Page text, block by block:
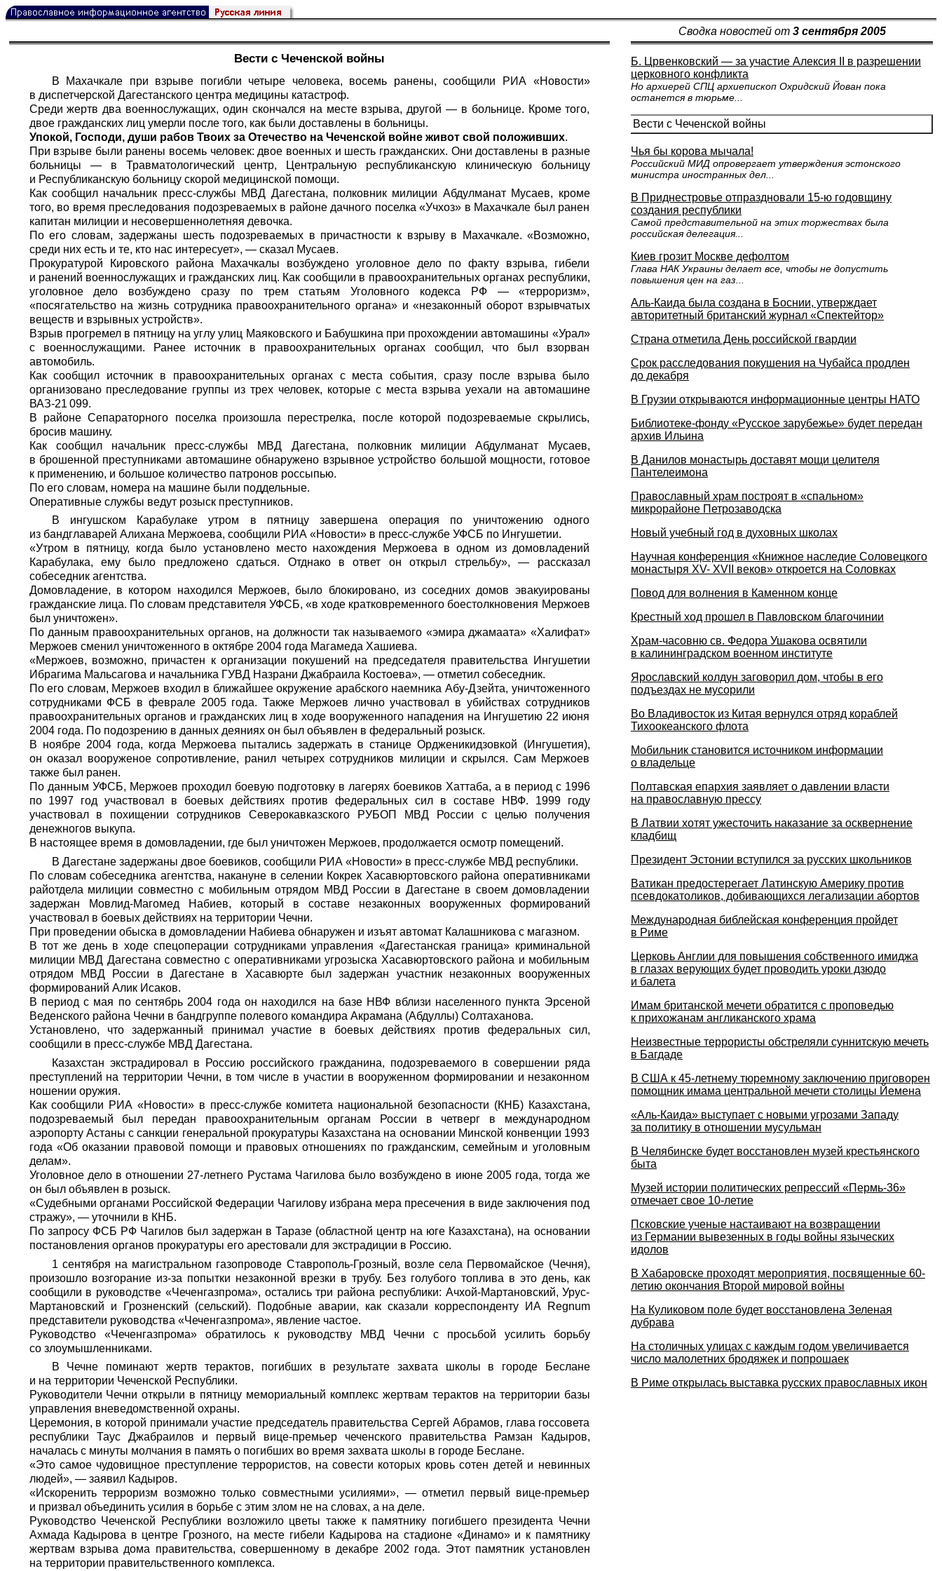
Сводка новостей от 3 сентября 2005
Вести с Чеченской войны
В Махачкале при взрыве погибли четыре человека, восемь ранены, сообщили
РИА «Новости»
в диспетчерской Дагестанского центра медицины катастроф.
Среди жертв два военнослужащих, один скончался на месте взрыва, другой — в больнице. Кроме того,
двое гражданских лиц умерли после того, как были доставлены в больницы.
Упокой, Господи, души рабов Твоих за Отечество на Чеченской войне живот свой положивших.
При взрыве были ранены восемь человек: двое военных и шесть гражданских. Они доставлены в разные
больницы — в Травматологический центр, Центральную республиканскую клиническую больницу
и Республиканскую больницу скорой медицинской помощи.
Как сообщил начальник пресс-службы МВД Дагестана, полковник милиции Абдулманат Мусаев, кроме
того, во время преследования подозреваемых в районе дачного поселка «Учхоз» в Махачкале был ранен
капитан милиции и несовершеннолетняя девочка.
По его словам, задержаны шесть подозреваемых в причастности к взрыву в Махачкале. «Возможно,
среди них есть и те, кто нас интересует», — сказал Мусаев.
Прокуратурой Кировского района Махачкалы возбуждено уголовное дело по факту взрыва, гибели
и ранений военнослужащих и гражданских лиц. Как сообщили в правоохранительных органах республики,
уголовное дело возбуждено сразу по трем статьям Уголовного кодекса РФ — «терроризм»,
«посягательство на жизнь сотрудника правоохранительного органа» и «незаконный оборот взрывчатых
веществ и взрывных устройств».
Взрыв прогремел в пятницу на углу улиц Маяковского и Бабушкина при прохождении автомашины «Урал»
с военнослужащими. Ранее источник в правоохранительных органах сообщил, что был взорван
автомобиль.
Как сообщил источник в правоохранительных органах с места события, сразу после взрыва было
организовано преследование группы из трех человек, которые с места взрыва уехали на автомашине
ВАЗ-21 099.
В районе Сепараторного поселка произошла перестрелка, после которой подозреваемые скрылись,
бросив машину.
Как сообщил начальник пресс-службы МВД Дагестана, полковник милиции Абдулманат Мусаев,
в брошенной преступниками автомашине обнаружено взрывное устройство большой мощности, готовое
к применению, и большое количество патронов россыпью.
По его словам, номера на машине были поддельные.
Оперативные службы ведут розыск преступников.
В ингушском Карабулаке утром в пятницу завершена операция по уничтожению одного
из бандглаварей Алихана Мержоева, сообщили РИА «Новости» в пресс-службе УФСБ по Ингушетии.
«Утром в пятницу, когда было установлено место нахождения Мержоева в одном из домовладений
Карабулака, ему было предложено сдаться. Отднако в ответ он открыл стрельбу», — рассказал
собеседник агентства.
Домовладение, в котором находился Мержоев, было блокировано, из соседних домов эвакуированы
гражданские лица. По словам представителя УФСБ, «в ходе кратковременного боестолкновения Мержоев
был уничтожен».
По данным правоохранительных органов, на должности так называемого «эмира джамаата» «Халифат»
Мержоев сменил уничтоженного в октябре 2004 года Магамеда Хашиева.
«Мержоев, возможно, причастен к организации покушений на председателя правительства Ингушетии
Ибрагима Мальсагова и начальника ГУВД Назрани Джабраила Костоева», — отметил собеседник.
По его словам, Мержоев входил в ближайшее окружение арабского наемника Абу-Дзейта, уничтоженного
сотрудниками ФСБ в феврале 2005 года. Также Мержоев лично участвовал в убийствах сотрудников
правоохранительных органов и гражданских лиц в ходе вооруженного нападения на Ингушетию 22 июня
2004 года. По подозрению в данных деяниях он был объявлен в федеральный розыск.
В ноябре 2004 года, когда Мержоева пытались задержать в станице Ордженикидзовкой (Ингушетия),
он оказал вооруженое сопротивление, ранил четырех сотрудников милиции и скрылся. Сам Мержоев
также был ранен.
По данным УФСБ, Мержоев проходил боевую подготовку в лагерях боевиков Хаттаба, а в период с 1996
по 1997 год участвовал в боевых действиях против федеральных сил в составе НВФ. 1999 году
участвовал в похищении сотрудников Северокавказского РУБОП МВД России с целью получения
денежногов выкупа.
В настоящее время в домовладении, где был уничтожен Мержоев, продолжается осмотр помещений.
В Дагестане задержаны двое боевиков, сообщили РИА «Новости» в пресс-службе МВД республики.
По словам собеседника агентства, накануне в селении Кокрек Хасавюртовского района оперативниками
райотдела милиции совместно с мобильным отрядом МВД России в Дагестане в своем домовладении
задержан Мовлид-Магомед Набиев, который в составе незаконных вооруженных формирований
участвовал в боевых действиях на территории Чечни.
При проведении обыска в домовладении Набиева обнаружен и изъят автомат Калашникова с магазном.
В тот же день в ходе спецоперации сотрудниками управления «Дагестанская граница» криминальной
милиции МВД Дагестана совместно с оперативниками угрозыска Хасавюртовского района и мобильным
отрядом МВД России в Дагестане в Хасавюрте был задержан участник незаконных вооруженных
формирований Алик Исаков.
В период с мая по сентябрь 2004 года он находился на базе НВФ вблизи населенного пункта Эрсеной
Веденского района Чечни в бандгруппе полевого командира Акрамана (Абдуллы) Солтаханова.
Установлено, что задержанный принимал участие в боевых действиях против федеральных сил,
сообщили в пресс-службе МВД Дагестана.
Казахстан экстрадировал в Россию российского гражданина, подозреваемого в совершении ряда
преступлений на территории Чечни, в том числе в участии в вооруженном формировании и незаконном
ношении оружия.
Как сообщили РИА «Новости» в пресс-службе комитета национальной безопасности (КНБ) Казахстана,
подозреваемый был передан правоохранительным органам России в четверг в международном
аэропорту Астаны с санкции генеральной прокуратуры Казахстана на основании Минской конвенции 1993
года «Об оказании правовой помощи и правовых отношениях по гражданским, семейным и уголовным
делам».
Уголовное дело в отношении 27-летнего Рустама Чагилова было возбуждено в июне 2005 года, тогда же
он был объявлен в розыск.
«Судебными органами Российской Федерации Чагилову избрана мера пресечения в виде заключения под
стражу», — уточнили в КНБ.
По запросу ФСБ РФ Чагилов был задержан в Таразе (областной центр на юге Казахстана), на основании
постановления органов прокуратуры его арестовали для экстрадиции в Россию.
1 сентября на магистральном газопроводе Ставрополь-Грозный, возле села Первомайское (Чечня),
произошло возгорание из-за попытки незаконной врезки в трубу. Без голубого топлива в это день, как
сообщили в руководстве «Чеченгазпрома», остались три района республики: Ачхой-Мартановский, Урус-
Мартановский и Грозненский (сельский). Подобные аварии, как сказали корреспонденту
ИА Regnum
представители руководства «Чеченгазпрома», явление частое.
Руководство «Чеченгазпрома» обратилось к руководству МВД Чечни с просьбой усилить борьбу
со злоумышленниками.
В Чечне поминают жертв терактов, погибших в результате захвата школы в городе Беслане
и на территории Чеченской Республики.
Руководители Чечни открыли в пятницу мемориальный комплекс жертвам терактов на территории базы
управления вневедомственной охраны.
Церемония, в которой принимали участие председатель правительства Сергей Абрамов, глава госсовета
республики Таус Джабраилов и первый вице-премьер чеченского правительства Рамзан Кадыров,
началась с минуты молчания в память о погибших во время захвата школы в городе Беслане.
«Это самое чудовищное преступление террористов, на совести которых кровь сотен детей и невинных
людей», — заявил Кадыров.
«Искоренить терроризм возможно только совместными усилиями», — отметил первый вице-премьер
и призвал объединить усилия в борьбе с этим злом не на словах, а на деле.
Руководство Чеченской Республики возложило цветы также к памятнику погибшего президента Чечни
Ахмада Кадырова в центре Грозного, на месте гибели Кадырова на стадионе «Динамо» и к памятнику
жертвам взрыва дома правительства, совершенному в декабре 2002 года. Этот памятник установлен
на территории правительственного комплекса.
Б. Црвенковский — за участие Алексия II в разрешении
церковного конфликта
Но архиерей СПЦ архиепископ Охридский Йован пока
останется в тюрьме...
Вести с Чеченской войны
Чья бы корова мычала!
Российский МИД опровергает утверждения эстонского
министра иностранных дел...
В Приднестровье отпраздновали 15-ю годовщину
создания республики
Самой представительной на этих торжествах была
российская делегация...
Киев грозит Москве дефолтом
Глава НАК Украины делает все, чтобы не допустить
повышения цен на газ...
Аль-Каида была создана в Боснии, утверждает
авторитетный британский журнал «Спектейтор»
Страна отметила День российской гвардии
Срок расследования покушения на Чубайса продлен
до декабря
В Грузии открываются информационные центры НАТО
Библиотеке-фонду «Русское зарубежье» будет передан
архив Ильина
В Данилов монастырь доставят мощи целителя
Пантелеимона
Православный храм построят в «спальном»
микрорайоне Петрозаводска
Новый учебный год в духовных школах
Научная конференция «Книжное наследие Соловецкого
монастыря XV- XVII веков» откроется на Соловках
Повод для волнения в Каменном конце
Крестный ход прошел в Павловском благочинии
Храм-часовню св. Федора Ушакова освятили
в калининградском военном институте
Ярославский колдун заговорил дом, чтобы в его
подъездах не мусорили
Во Владивосток из Китая вернулся отряд кораблей
Тихоокеанского флота
Мобильник становится источником информации
о владельце
Полтавская епархия заявляет о давлении власти
на православную прессу
В Латвии хотят ужесточить наказание за осквернение
кладбищ
Президент Эстонии вступился за русских школьников
Ватикан предостерегает Латинскую Америку против
псевдокатоликов, добивающихся легализации абортов
Международная библейская конференция пройдет
в Риме
Церковь Англии для повышения собственного имиджа
в глазах верующих будет проводить уроки дзюдо
и балета
Имам британской мечети обратится с проповедью
к прихожанам англиканского храма
Неизвестные террористы обстреляли суннитскую мечеть
в Багдаде
В США к 45-летнему тюремному заключению приговорен
помощник имама центральной мечети столицы Йемена
«Аль-Каида» выступает с новыми угрозами Западу
за политику в отношении мусульман
В Челябинске будет восстановлен музей крестьянского
быта
Музей истории политических репрессий «Пермь-36»
отмечает свое 10-летие
Псковские ученые настаивают на возвращении
из Германии вывезенных в годы войны языческих
идолов
В Хабаровске проходят мероприятия, посвященные 60-
летию окончания Второй мировой войны
На Куликовом поле будет восстановлена Зеленая
дубрава
На столичных улицах с каждым годом увеличивается
число малолетних бродяжек и попрошаек
В Риме открылась выставка русских православных икон